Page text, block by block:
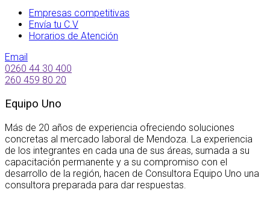
Empresas competitivas
Envía tu C.V
Horarios de Atención
Email
0260 44 30 400
260 459 80 20
Equipo Uno
Más de 20 años de experiencia ofreciendo soluciones
concretas al mercado laboral de Mendoza. La experiencia
de los integrantes en cada una de sus áreas, sumada a su
capacitación permanente y a su compromiso con el
desarrollo de la región, hacen de Consultora Equipo Uno una
consultora preparada para dar respuestas.